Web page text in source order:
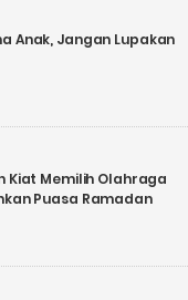
Anak, Jangan Lupakan
Kiat Memilih Olahraga
Puasa Ramadan